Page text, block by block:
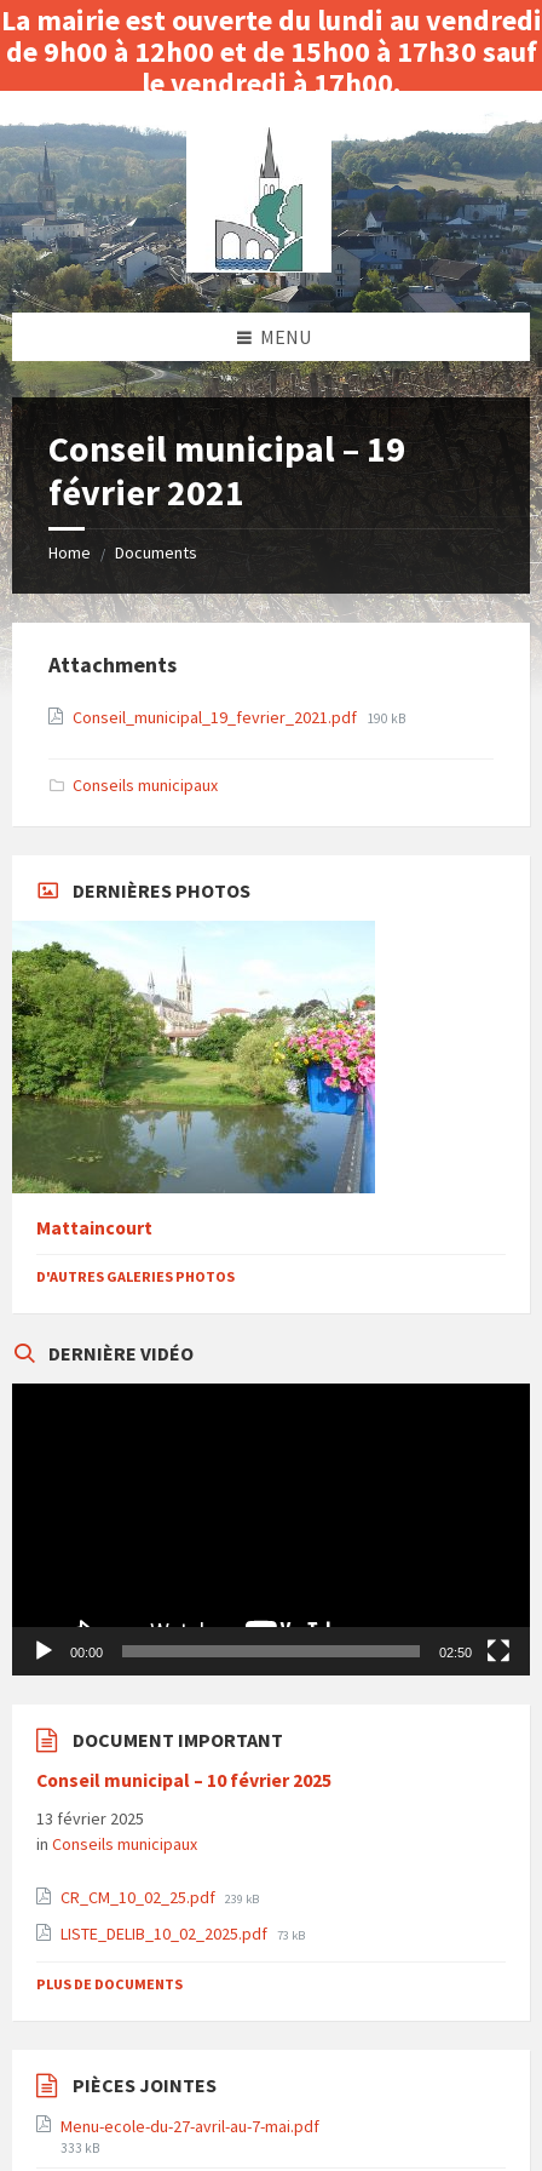
La mairie est ouverte du lundi au vendredi
de 9h00 à 12h00 et de 15h00 à 17h30 sauf
le vendredi à 17h00.
Fermeture le matin du 3 au 14 août 2026.
to
content
to
left
sidebar
to
right
sidebar
to
footer
MENU
Conseil municipal – 19
février 2021
Home / Documents
Attachments
Conseil_municipal_19_fevrier_2021.pdf File
190 kB
Conseils municipaux
DERNIÈRES PHOTOS
Mattaincourt
D'AUTRES GALERIES PHOTOS
DERNIÈRE VIDÉO
00:00 02:50
DOCUMENT IMPORTANT
Conseil municipal – 10 février 2025
13 février 2025
in Conseils municipaux
CR_CM_10_02_25.pdf File
239 kB
LISTE_DELIB_10_02_2025.pdf File
73 kB
PLUS DE DOCUMENTS
PIÈCES JOINTES
Menu-ecole-du-27-avril-au-7-mai.pdf
File
333 kB